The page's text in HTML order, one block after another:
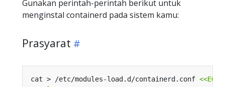
Gunakan perintah-perintah berikut untuk
menginstal containerd pada sistem kamu:
Prasyarat
cat > /etc/modules-load.d/containerd.conf